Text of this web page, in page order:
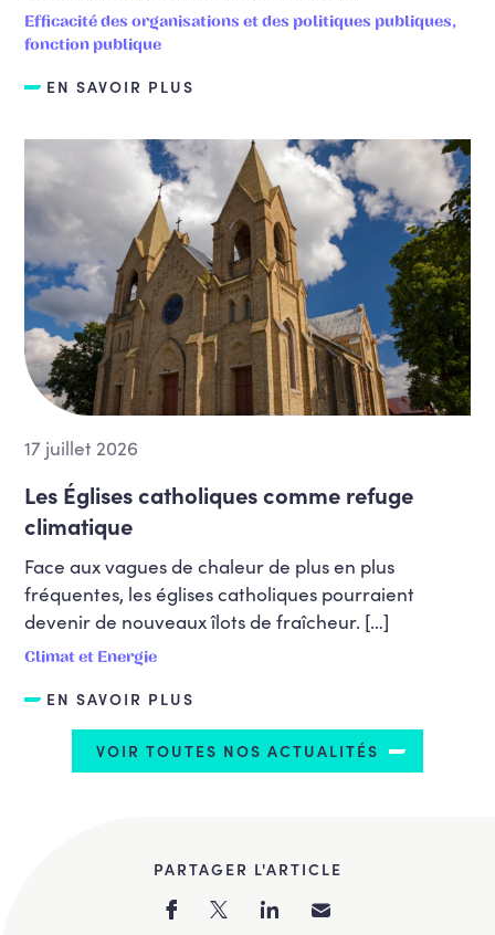
Efficacité des organisations et des politiques publiques,
fonction publique
EN SAVOIR PLUS
17 juillet 2026
Les Églises catholiques comme refuge
climatique
Face aux vagues de chaleur de plus en plus
fréquentes, les églises catholiques pourraient
devenir de nouveaux îlots de fraîcheur. […]
Climat et Energie
EN SAVOIR PLUS
VOIR TOUTES NOS ACTUALITÉS
PARTAGER L'ARTICLE